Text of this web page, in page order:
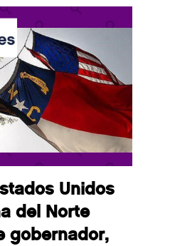
Unidos
del Norte
gobernador,